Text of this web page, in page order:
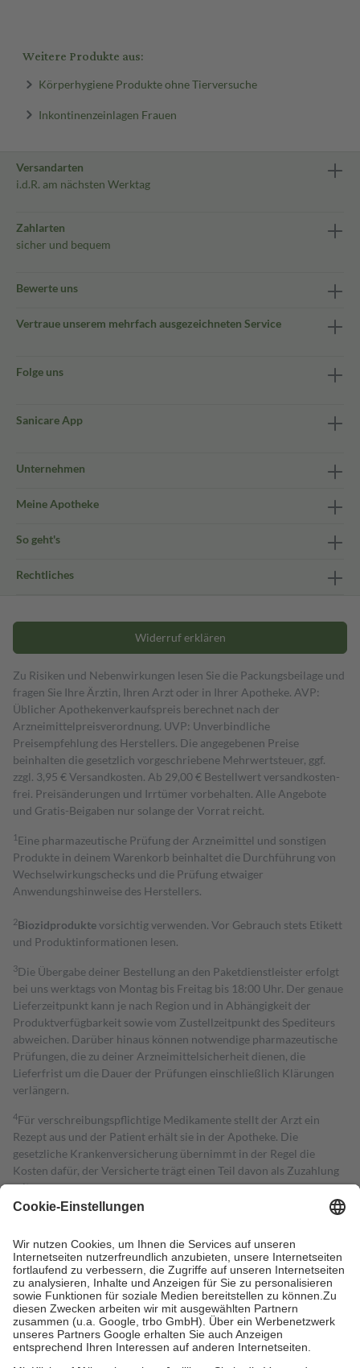
Weitere Produkte aus:
Körperhygiene Produkte ohne Tierversuche
Inkontinenzeinlagen Frauen
Versandarten
i.d.R. am nächsten Werktag
Zahlarten
sicher und bequem
Bewerte uns
Vertraue unserem mehrfach ausgezeichneten Service
Folge uns
Sanicare App
Unternehmen
Meine Apotheke
So geht's
Rechtliches
Widerruf erklären
Zu Risiken und Nebenwirkungen lesen Sie die Packungsbeilage und
fragen Sie Ihre Ärztin, Ihren Arzt oder in Ihrer Apotheke. AVP:
Üblicher Apothekenverkaufspreis berechnet nach der
Arzneimittelpreisverordnung. UVP: Unverbindliche
Preisempfehlung des Herstellers. Die angegebenen Preise
beinhalten die gesetzlich vorgeschriebene Mehrwertsteuer, ggf.
zzgl. 3,95 € Versandkosten. Ab 29,00 € Bestell­wert versand­kosten­
frei. Preisänderungen und Irrtümer vorbehalten. Alle Angebote
und Gratis-Beigaben nur solange der Vorrat reicht.
1 Eine pharmazeutische Prüfung der Arzneimittel und sonstigen
Produkte in deinem Warenkorb beinhaltet die Durchführung von
Wechselwirkungschecks und die Prüfung etwaiger
Anwendungshinweise des Herstellers.
2Biozidproduktevorsichtig verwenden. Vor Gebrauch stets Etikett
und Produktinformationen lesen.
3Die Übergabe deiner Bestellung an den Paketdienstleister erfolgt
bei uns werktags von Montag bis Freitag bis 18:00 Uhr. Der genaue
Lieferzeitpunkt kann je nach Region und in Abhängigkeit der
Produktverfügbarkeit sowie vom Zustellzeitpunkt des Spediteurs
abweichen. Darüber hinaus können notwendige pharmazeutische
Prüfungen, die zu deiner Arzneimittelsicherheit dienen, die
Lieferfrist um die Dauer der Prüfungen einschließlich Klärungen
verlängern.
4Für verschreibungspflichtige Medikamente stellt der Arzt ein
Rezept aus und der Patient erhält sie in der Apotheke. Die
gesetzliche Krankenversicherung übernimmt in der Regel die
Kosten dafür, der Versicherte trägt einen Teil davon als Zuzahlung
mit.
Grundsätzlich leisten Mitglieder Zuzahlungen in Höhe von zehn
höchstens zehn Euro.
Es sind jedoch nie mehr als die tatsächlichen
Kosten der Leistung zu entrichten.
Diese Regeln gelten grundsätzlich auch für Online-Apotheken.
Bei Heilmitteln und häuslicher Krankenpflege beträgt die
Zuzahlung zehn Prozent der Kosten sowie zehn Euro je
Verordnung.
Um das Engagement der Versicherten für ihre eigene Gesundheit zu
stärken und die besondere Stellung der Familie zu unterstützen,